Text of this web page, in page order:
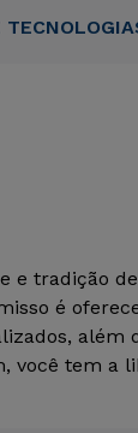
e tradição
é
você tem a
Rápido e fácil
WhatsApp
Rápido e fácil
WhatsApp